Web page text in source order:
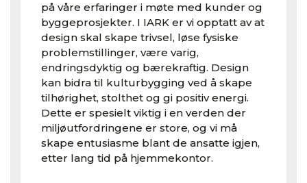
på våre erfaringer i møte med kunder og
byggeprosjekter. I IARK er vi opptatt av at
design skal skape trivsel, løse fysiske
problemstillinger, være varig,
endringsdyktig og bærekraftig. Design
kan bidra til kulturbygging ved å skape
tilhørighet, stolthet og gi positiv energi.
Dette er spesielt viktig i en verden der
miljøutfordringene er store, og vi må
skape entusiasme blant de ansatte igjen,
etter lang tid på hjemmekontor.